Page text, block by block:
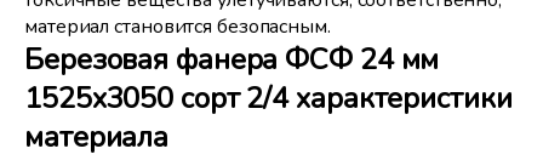
материал становится безопасным.
Березовая фанера ФСФ 24 мм
1525x3050 сорт 2/4 характеристики
материала